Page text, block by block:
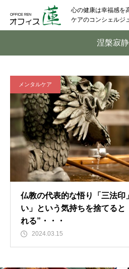
心の健康は幸福感を
ケアのコンシェルジ
涅槃寂静
メンタルケア
仏教の代表的な悟り「三法印
い」という気持ちを捨てる
れる”・・・
2024.03.15